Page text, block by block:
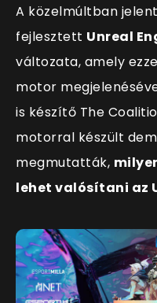
A közelmúltban
fejlesztett Unreal
változata, amely
motor
is készítő The
motorral készült
megmutatták,
lehet valósítani az